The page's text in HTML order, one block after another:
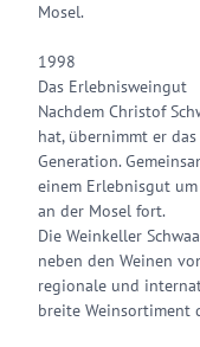
Mosel.
1998
Das Erlebnisweingut
Nachdem Christof
hat, übernimmt er
Generation.
einem Erlebnisgut
an der Mosel fort.
Die Weinkeller
neben den Weinen
regionale und
breite Weinsortiment